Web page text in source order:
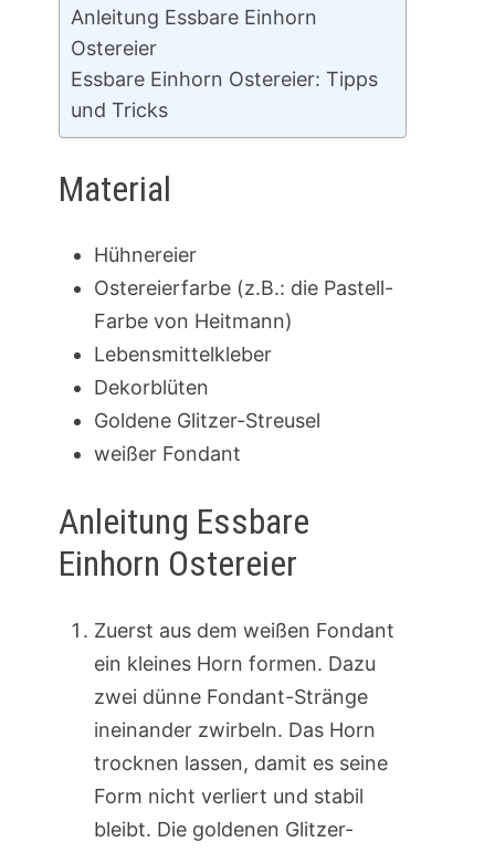
Anleitung Essbare Einhorn
Ostereier
Essbare Einhorn Ostereier: Tipps
und Tricks
Material
Hühnereier
Ostereierfarbe (z.B.: die Pastell-
Farbe von Heitmann)
Lebensmittelkleber
Dekorblüten
Goldene Glitzer-Streusel
weißer Fondant
Anleitung Essbare
Einhorn Ostereier
Zuerst aus dem weißen Fondant
ein kleines Horn formen. Dazu
zwei dünne Fondant-Stränge
ineinander zwirbeln. Das Horn
trocknen lassen, damit es seine
Form nicht verliert und stabil
bleibt. Die goldenen Glitzer-